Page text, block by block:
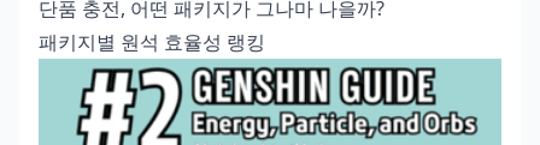
단품 충전, 어떤 패키지가 그나마 나을까?
패키지별 원석 효율성 랭킹